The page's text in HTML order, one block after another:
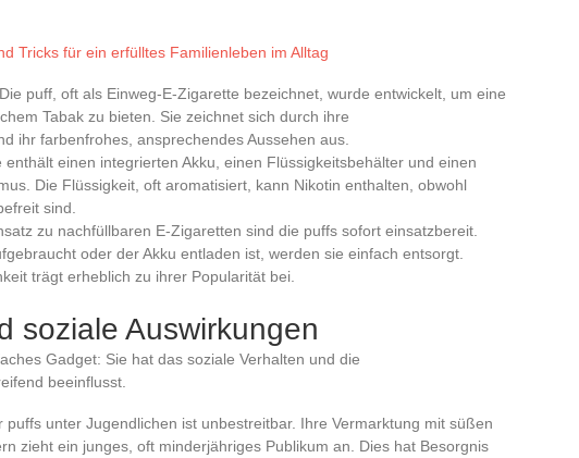
Tricks für ein erfülltes Familienleben im Alltag
puff, oft als Einweg-E-Zigarette bezeichnet, wurde entwickelt, um eine
Tabak zu bieten. Sie zeichnet sich durch ihre
ihr farbenfrohes, ansprechendes Aussehen aus.
enthält einen integrierten Akku, einen Flüssigkeitsbehälter und einen
Die Flüssigkeit, oft aromatisiert, kann Nikotin enthalten, obwohl
sind.
zu nachfüllbaren E-Zigaretten sind die puffs sofort einsatzbereit.
oder der Akku entladen ist, werden sie einfach entsorgt.
trägt erheblich zu ihrer Popularität bei.
soziale Auswirkungen
Gadget: Sie hat das soziale Verhalten und die
beeinflusst.
puffs unter Jugendlichen ist unbestreitbar. Ihre Vermarktung mit süßen
zieht ein junges, oft minderjähriges Publikum an. Dies hat Besorgnis